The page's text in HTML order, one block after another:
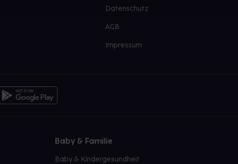
Datenschutz
AGB
Impressum
Baby & Familie
Baby & Kindergesundheit